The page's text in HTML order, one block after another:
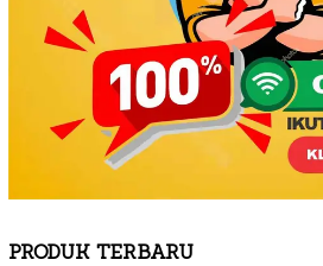
PRODUK TERBARU